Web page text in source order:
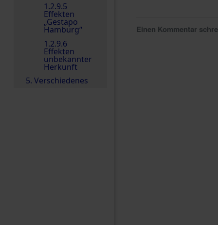
1.2.9.5
Effekten
„Gestapo
Hamburg“
1.2.9.6
Effekten
unbekannter
Herkunft
5. Verschiedenes
Einen Kommentar